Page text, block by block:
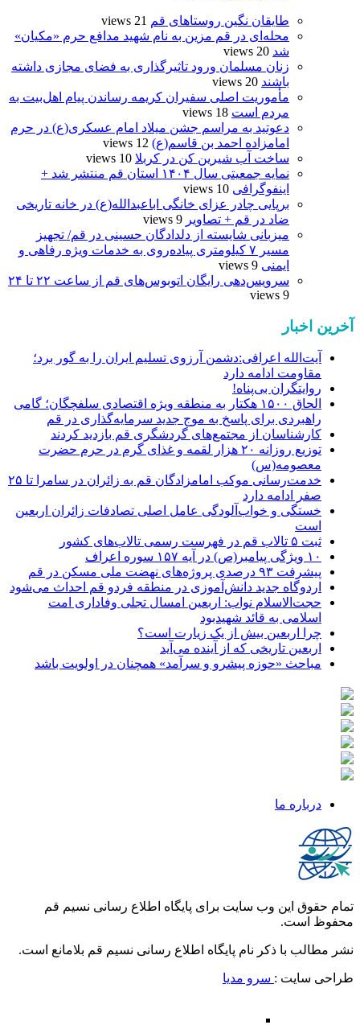
طایقان نگین روستاهای قم 21 views
محله‌ای در قم مزین به نام شهید مدافع حرم «مکیان»
شد 20 views
زنان مسلمان ورود تاثیرگذاری به فضای مجازی داشته
باشند 20 views
مأموریت اصلی سفیران کریمه رساندن پیام اهل‌بیت به
مردم است 18 views
دعوتید به مراسم جشن میلاد امام عسکری(ع) در حرم
امامزاده احمد بن قاسم(ع) 12 views
ساخت آب شیرین کن در کربلا 10 views
نمایه جمعیتی سال ۱۴۰۴ استان قم منتشر شد +
اینفوگرافی 10 views
برپایی چادر عزای خانگی اباعبدالله(ع) در خانه تاریخی
ضاد در قم + تصاویر 9 views
میزبانی شایسته از دلدادگان حسینی در قم/ تجهیز
مسیر ۷ کیلومتری پیاده‌روی به خدمات ویژه رفاهی و
ایمنی 9 views
سرویس‌دهی رایگان اتوبوس‌های قم از ساعت ۲۲ تا ۲۴
9 views
آخرین اخبار
آیت‌الله اعرافی:دشمن آرزوی تسلیم ایران را به گور برد؛
مقاومت ادامه دارد
روایتگران بی‌پناه!
الحاق ۱۵۰۰ هکتار به منطقه ویژه اقتصادی سلفچگان؛ گامی
راهبردی برای پاسخ به موج جدید سرمایه‌گذاری در قم
کارشناسان از مجتمع‌های گردشگری قم بازدید کردند
توزیع روزانه ۲۰ هزار لقمه و غذای گرم در حرم حضرت
معصومه(س)
خدمت‌رسانی موکب امامزادگان قم به زائران در سامرا تا ۲۵
صفر ادامه دارد
خستگی و خواب‌آلودگی عامل اصلی تصادفات زائران اربعین
است
ثبت ۵ تالاب قم در فهرست رسمی تالاب‌های کشور
۱۰ ویژگی پیامبر(ص) در آیه ۱۵۷ سوره اعراف
پیشرفت ۹۳ درصدی پروژه‌های نهضت ملی مسکن در قم
اردوگاه جدید دانش‌آموزی در منطقه فردو قم احداث می‌شود
حجت‌الاسلام نواب: اربعین امسال تجلی وفاداری امت
اسلامی به قائد شهیدبود
چرا اربعین بیش از یک زیارت است؟
اربعین تاریخی که از آینده می‌آید
مباحث «حوزه پیشرو و سرآمد» همچنان در اولویت باشد
درباره ما
تمام حقوق این وب سایت برای پایگاه اطلاع رسانی نسیم قم
محفوظ است.
نشر مطالب با ذکر نام پایگاه اطلاع رسانی نسیم قم بلامانع است.
طراحی سایت : سرو مدیا